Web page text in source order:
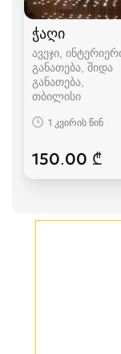
ჭაღი
ავეჯი,
განათება, შიდა
განათება
თბილისი
1 კვირის წინ
150.00 ₾